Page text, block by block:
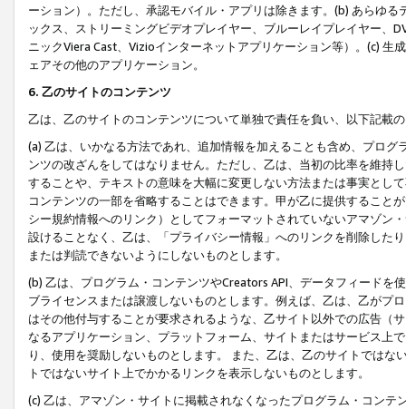
ーション）。ただし、承認モバイル・アプリは除きます。(b) あらゆ
ックス、ストリーミングビデオプレイヤー、ブルーレイプレイヤー、
ニックViera Cast、Vizioインターネットアプリケーション等）。(c)
ェアその他のアプリケーション。
6. 乙のサイトのコンテンツ
乙は、乙のサイトのコンテンツについて単独で責任を負い、以下記載
(a) 乙は、いかなる方法であれ、追加情報を加えることも含め、プロ
ンツの改ざんをしてはなりません。ただし、乙は、当初の比率を維持
することや、テキストの意味を大幅に変更しない方法または事実とし
コンテンツの一部を省略することはできます。甲が乙に提供すること
シー規約情報へのリンク）としてフォーマットされていないアマゾン
設けることなく、乙は、「プライバシー情報」へのリンクを削除した
または判読できないようにしないものとします。
(b) 乙は、プログラム・コンテンツやCreators API、データフィード
ブライセンスまたは譲渡しないものとします。例えば、乙は、乙がプ
はその他付与することが要求されるような、乙サイト以外での広告（
なるアプリケーション、プラットフォーム、サイトまたはサービス上
り、使用を奨励しないものとします。 また、乙は、乙のサイトでは
トではないサイト上でかかるリンクを表示しないものとします。
(c) 乙は、アマゾン・サイトに掲載されなくなったプログラム・コン